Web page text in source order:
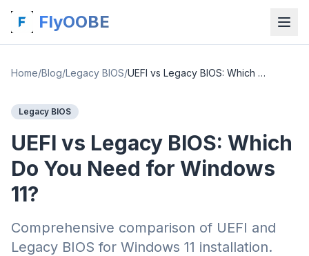
FlyOOBE
Home/Blog/Legacy BIOS/ UEFI vs Legacy BIOS: Which Do You Need for Windows 11?
Legacy BIOS
UEFI vs Legacy BIOS: Which
Do You Need for Windows
11?
Comprehensive comparison of UEFI and
Legacy BIOS for Windows 11 installation.